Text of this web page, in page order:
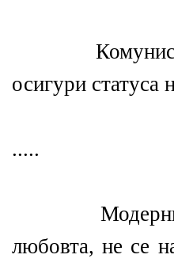
Комунистът
осигури статуса
.....
Модерният
любовта, не се